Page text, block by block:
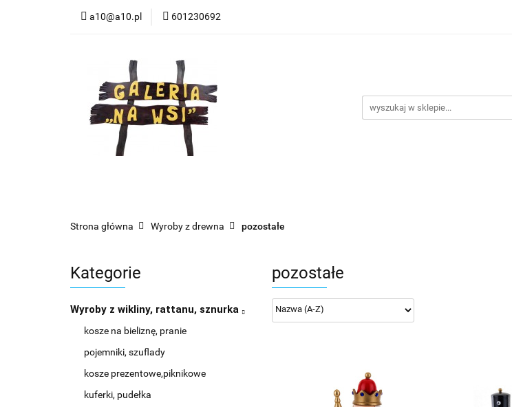
a10@a10.pl 601230692
Strona główna Wyroby z drewna pozostałe
Kategorie
Wyroby z wikliny, rattanu, sznurka
kosze na bieliznę, pranie
pojemniki, szuflady
kosze prezentowe,piknikowe
kuferki, pudełka
pozostałe